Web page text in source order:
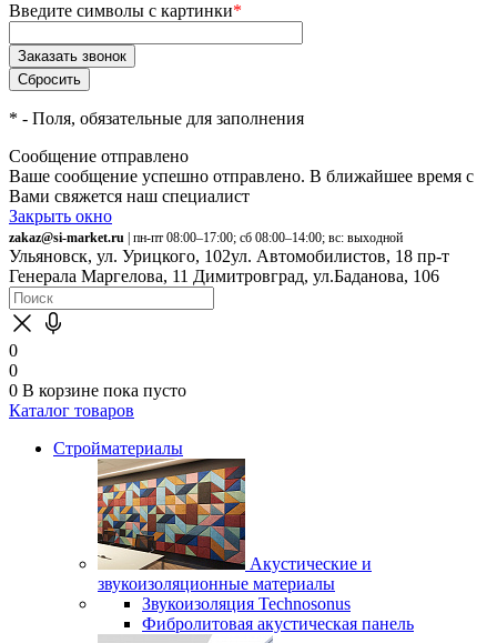
Введите символы с картинки*
* - Поля, обязательные для заполнения
Сообщение отправлено
Ваше сообщение успешно отправлено. В ближайшее время с
Вами свяжется наш специалист
Закрыть окно
zakaz@si-market.ru | пн-пт 08:00–17:00; сб 08:00–14:00; вс: выходной
Ульяновск, ул. Урицкого, 102ул. Автомобилистов, 18 пр-т
Генерала Маргелова, 11 Димитровград, ул.Баданова, 106
0
0
0 В корзине пока пусто
Каталог товаров
Стройматериалы
Акустические и
звукоизоляционные материалы
Звукоизоляция Technosonus
Фибролитовая акустическая панель